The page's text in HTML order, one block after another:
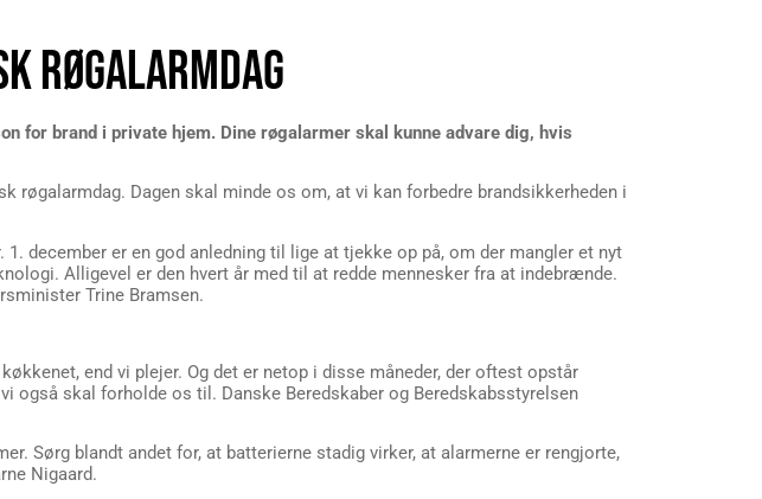
RØGALARMDAG
for brand i private hjem. Dine røgalarmer skal kunne advare dig, hvis
Dagen skal minde os om, at vi kan forbedre brandsikkerheden i
december er en god anledning til lige at tjekke op på, om der mangler et nyt
Alligevel er den hvert år med til at redde mennesker fra at indebrænde.
Trine Bramsen.
end vi plejer. Og det er netop i disse måneder, der oftest opstår
også skal forholde os til. Danske Beredskaber og Beredskabsstyrelsen
Sørg blandt andet for, at batterierne stadig virker, at alarmerne er rengjorte,
Nigaard.